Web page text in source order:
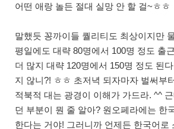
어떤 애랑 놀든 절대 실망 안 할 걸~ㅎㅎ
말했듯 꽁까이들 퀄리티도 최상이지만
평일에도 대략 80명에서 100명 정도 출
더 많지 대략 120명에서 150명 정도 된
지 않니?! ㅎㅎ 초저녁 되자마자 벌써부
적북적 대는 광경이 이해가 가드라. ^^
던 부분이 뭔 줄 알아? 원오페라에는 한
한다는 거야! 그러니까 언제든 한국어로